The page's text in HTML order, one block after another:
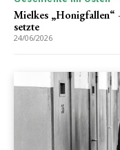
Mielkes „Honigfallen“
setzte
24/06/2026